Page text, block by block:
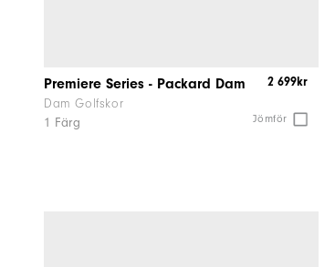
Premiere Series - Packard Dam
Dam Golfskor
Jömför
1 Färg
2 699kr